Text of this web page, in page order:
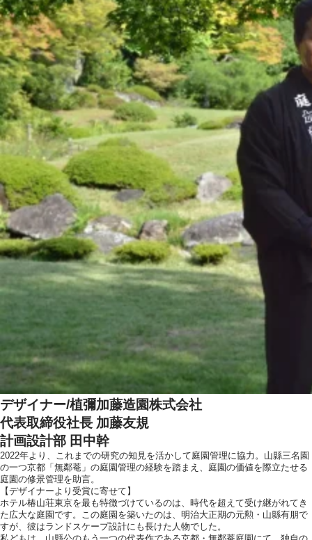
デザイナー/植彌加藤造園株式会社
代表取締役社長 加藤友規
計画設計部 田中幹
2022年より、これまでの研究の知見を活かして庭園管理に協力。山縣三名園
の一つ京都「無鄰菴」の庭園管理の経験を踏まえ、庭園の価値を際立たせる
庭園の修景管理を助言。
【デザイナーより受賞に寄せて】
ホテル椿山荘東京を最も特徴づけているのは、時代を超えて受け継がれてき
た広大な庭園です。この庭園を築いたのは、明治大正期の元勲・山縣有朋で
すが、彼はランドスケープ設計にも長けた人物でした。